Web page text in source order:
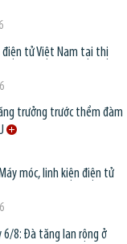
điện tử Việt Nam tại thị
trưởng trước thềm đàm
móc, linh kiện điện tử
6/8: Đà tăng lan rộng ở